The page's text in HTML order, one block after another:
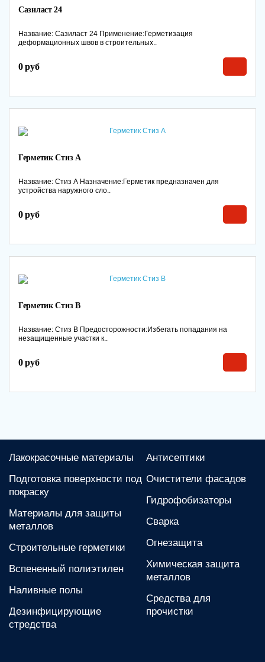
Сазиласт 24
Название: Сазиласт 24 Применение:Герметизация
деформационных швов в строительных..
0 руб
Герметик Стиз А
Название: Стиз А Назначение:Герметик предназначен для
устройства наружного сло..
0 руб
Герметик Стиз В
Название: Стиз В Предосторожности:Избегать попадания на
незащищенные участки к..
0 руб
Лакокрасочные материалы
Подготовка поверхности под
покраску
Материалы для защиты
металлов
Строительные герметики
Вспененный полиэтилен
Наливные полы
Дезинфицирующие
стредства
Антисептики
Очистители фасадов
Гидрофобизаторы
Сварка
Огнезащита
Химическая защита
металлов
Средства для
прочистки